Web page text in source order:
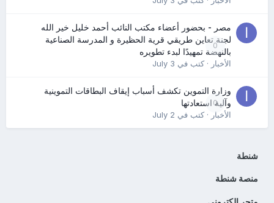
0
مصر - بحضور أعضاء مكتب النائب أحمد خليل خير الله
لجنة تعاين طريقي قرية الحظيرة و المدرسة الصناعية
بالنهضة تمهيدًا لبدء تطويره
الأخبار· كتب في July 3
0
وزارة التموين تكشف أسباب إيقاف البطاقات التموينية
وآلية استعادتها
الأخبار· كتب في July 2
شنطة
منصة شنطة